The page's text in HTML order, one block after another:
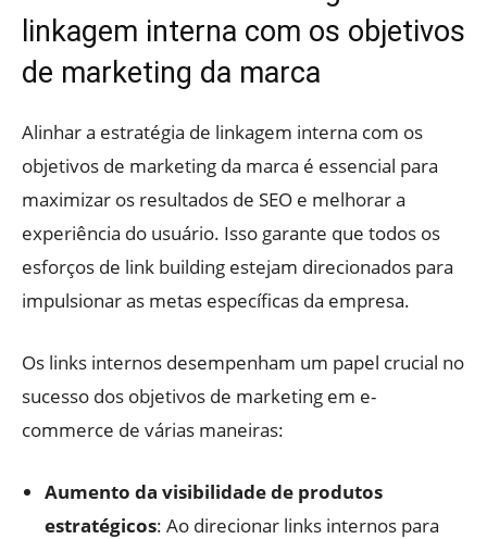
linkagem interna com os objetivos
de marketing da marca
Alinhar a estratégia de linkagem interna com os
objetivos de marketing da marca é essencial para
maximizar os resultados de SEO e melhorar a
experiência do usuário. Isso garante que todos os
esforços de link building estejam direcionados para
impulsionar as metas específicas da empresa.
Os links internos desempenham um papel crucial no
sucesso dos objetivos de marketing em e-
commerce de várias maneiras:
Aumento da visibilidade de produtos
estratégicos: Ao direcionar links internos para